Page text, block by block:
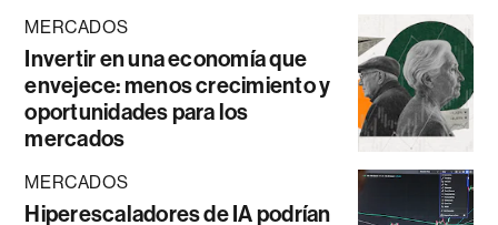
MERCADOS
Invertir en una economía que
envejece: menos crecimiento y
oportunidades para los
mercados
MERCADOS
Hiperescaladores de IA podrían